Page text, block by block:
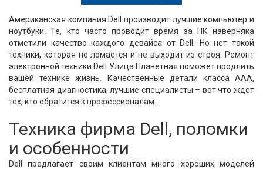
Американская компания Dell производит лучшие компьютер и
ноутбуки. Те, кто часто проводит время за ПК наверняка
отметили качество каждого девайса от Dell. Но нет такой
техники, которая не ломается и не выходит из строя. Ремонт
электронной техники Dell Улица Планетная поможет продлить
вашей технике жизнь. Качественные детали класса ААА,
бесплатная диагностика, лучшие специалисты – вот что ждет
тех, кто обратится к профессионалам.
Техника фирма Dell, поломки
и особенности
Dell предлагает своим клиентам много хороших моделей